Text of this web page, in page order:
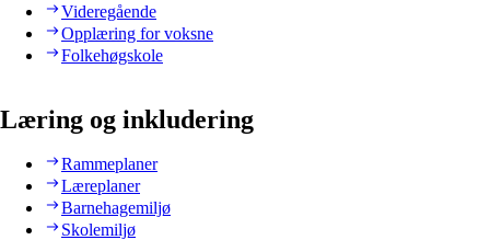
Videregående
Opplæring for voksne
Folkehøgskole
Læring og inkludering
Rammeplaner
Læreplaner
Barnehagemiljø
Skolemiljø